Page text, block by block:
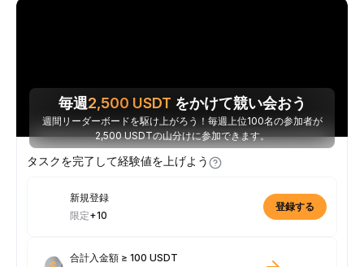
毎週2,500 USDT をかけて競い会おう
週間リーダーボードを駆け上がろう！毎週上位100名の参加者が
2,500 USDTの山分けに参加できます。
タスクを完了して経験値を上げよう
新規登録
限定+10
登録する
合計入金額 ≥ 100 USDT